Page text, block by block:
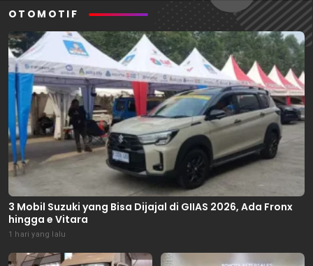
OTOMOTIF
3 Mobil Suzuki yang Bisa Dijajal di GIIAS 2026, Ada Fronx
hingga e Vitara
1 hari yang lalu